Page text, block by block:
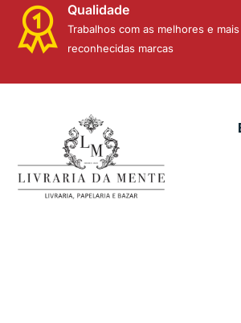
Qualidade
Trabalhos com as melhores e mais
reconhecidas marcas